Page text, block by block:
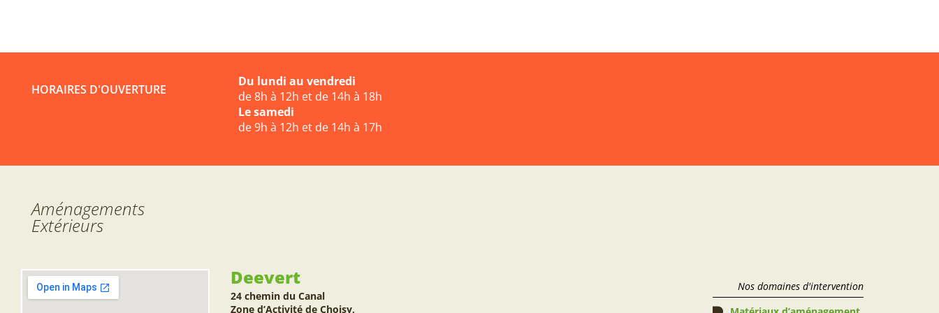
HORAIRES D'OUVERTURE
Du lundi au vendredi
de 8h à 12h et de 14h à 18h
Le samedi
de 9h à 12h et de 14h à 17h
Aménagements
Extérieurs
Deevert
24 chemin du Canal
Zone d’Activité de Choisy,
Nos domaines d'intervention